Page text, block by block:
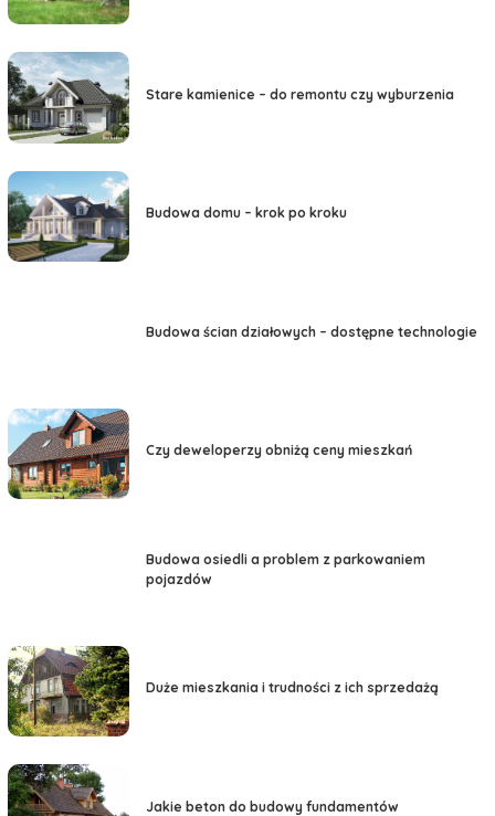
Stare kamienice – do remontu czy wyburzenia
Budowa domu – krok po kroku
Budowa ścian działowych – dostępne technologie
Czy deweloperzy obniżą ceny mieszkań
Budowa osiedli a problem z parkowaniem
pojazdów
Duże mieszkania i trudności z ich sprzedażą
Jakie beton do budowy fundamentów